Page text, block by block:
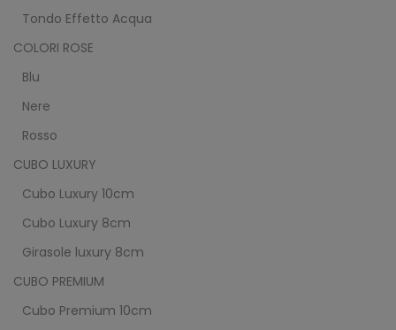
Tondo Effetto Acqua
COLORI ROSE
Blu
Nere
Rosso
CUBO LUXURY
Cubo Luxury 10cm
Cubo Luxury 8cm
Girasole luxury 8cm
CUBO PREMIUM
Cubo Premium 10cm